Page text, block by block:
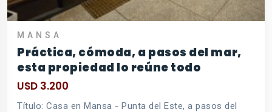
MANSA
Práctica, cómoda, a pasos del mar,
esta propiedad lo reúne todo
USD 3.200
Título: Casa en Mansa - Punta del Este, a pasos del